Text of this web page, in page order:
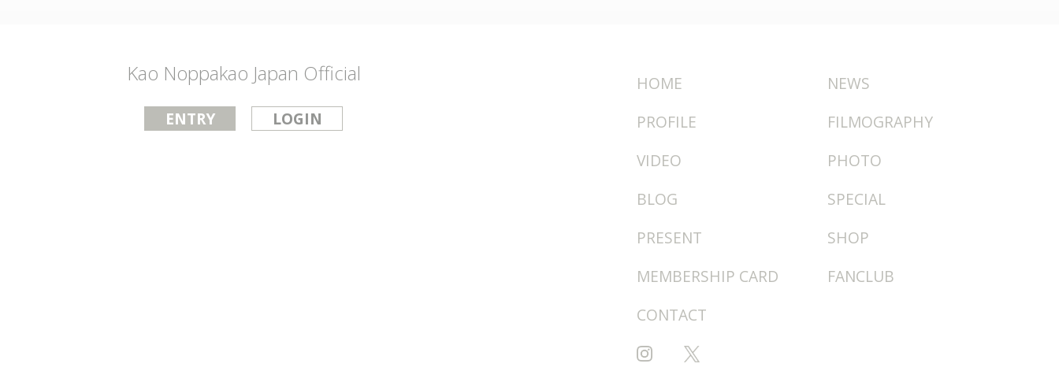
Kao Noppakao Japan Official
ENTRY LOGIN
HOME
NEWS
PROFILE
FILMOGRAPHY
VIDEO
PHOTO
BLOG
SPECIAL
PRESENT
SHOP
MEMBERSHIP CARD
FANCLUB
CONTACT